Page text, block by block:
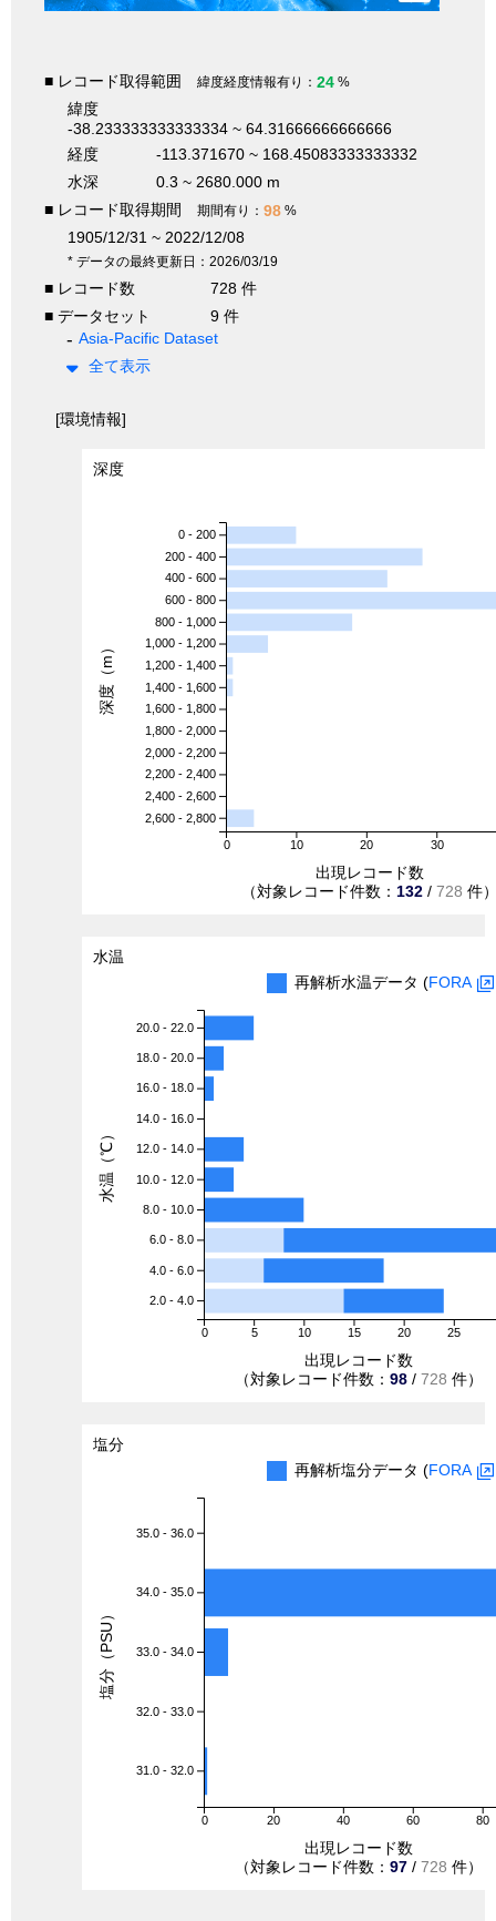
■ レコード取得範囲 緯度経度情報有り： 24 %
緯度
-38.233333333333334 ~ 64.31666666666666
経度
-113.371670 ~ 168.45083333333332
水深
0.3 ~ 2680.000 m
■ レコード取得期間
期間有り： 98 %
1905/12/31 ~ 2022/12/08
* データの最終更新日：2026/03/19
■ レコード数
728 件
■ データセット
9 件
Asia-Pacific Dataset
全て表示
[環境情報]
深度
0 10 20 30
0 - 200
200 - 400
400 - 600
600 - 800
800 - 1,000
1,000 - 1,200
1,200 - 1,400
1,400 - 1,600
1,600 - 1,800
1,800 - 2,000
2,000 - 2,200
2,200 - 2,400
2,400 - 2,600
2,600 - 2,800
出現レコード数
（対象レコード件数： 132 / 728 件
深度（m）
水温
再解析水温データ (FORA
0 5 10 15 20 25
20.0 - 22.0
18.0 - 20.0
16.0 - 18.0
14.0 - 16.0
12.0 - 14.0
10.0 - 12.0
8.0 - 10.0
6.0 - 8.0
4.0 - 6.0
2.0 - 4.0
出現レコード数
（対象レコード件数： 98 / 728 件）
水温（℃）
塩分
再解析塩分データ (FORA
0 20 40 60 80
35.0 - 36.0
34.0 - 35.0
33.0 - 34.0
32.0 - 33.0
31.0 - 32.0
出現レコード数
（対象レコード件数： 97 / 728 件）
塩分（PSU）